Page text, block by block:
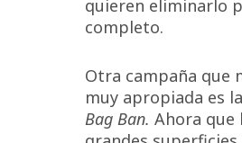
quieren eliminarlo
completo.
Otra campaña que
muy apropiada es la
Bag Ban. Ahora que